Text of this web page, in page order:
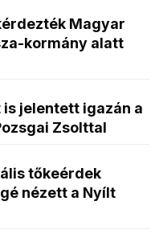
Magyar
kormány alatt
jelentett igazán a
Zsolttal
tőkeérdek
nézett a Nyílt